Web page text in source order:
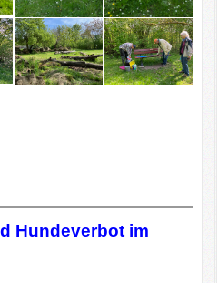
Hundeverbot im